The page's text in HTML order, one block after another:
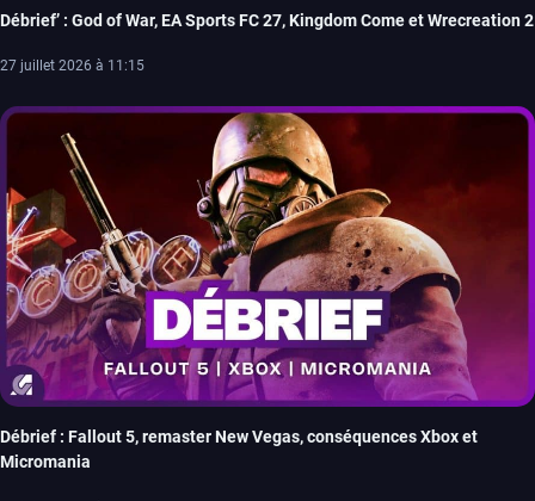
Débrief’ : God of War, EA Sports FC 27, Kingdom Come et Wrecreation 2
27 juillet 2026 à 11:15
Débrief : Fallout 5, remaster New Vegas, conséquences Xbox et
Micromania